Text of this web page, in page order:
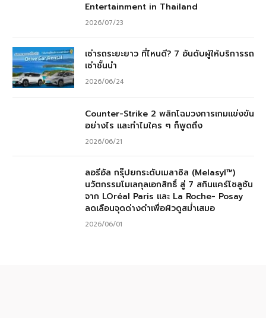
Entertainment in Thailand
2026/07/23
เช่ารถระยะยาว ที่ไหนดี? 7 อันดับผู้ให้บริการรถ
เช่าชั้นนำ
2026/06/24
Counter-Strike 2 พลิกโฉมวงการเกมแข่งขัน
อย่างไร และทำไมใคร ๆ ก็พูดถึง
2026/06/21
ลอรีอัล กรุ๊ปยกระดับเมลาซิล (Melasyl™)
นวัตกรรมโมเลกุลเอกสิทธิ์ สู่ 7 สกินแคร์โซลูชัน
จาก LOréal Paris และ La Roche- Posay
ลดเลือนจุดด่างดำเพื่อผิวดูสม่ำเสมอ
2026/06/01